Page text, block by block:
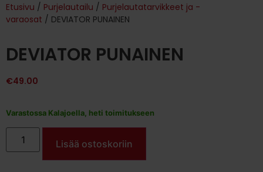
Etusivu / Purjelautailu / Purjelautatarvikkeet ja -
varaosat / DEVIATOR PUNAINEN
DEVIATOR PUNAINEN
€49.00
Varastossa Kalajoella, heti toimitukseen
Lisää ostoskoriin